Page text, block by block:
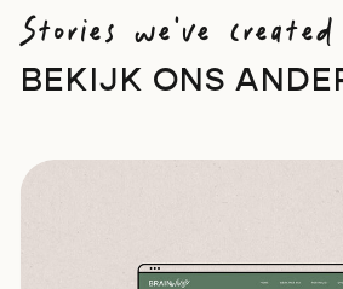
BEKIJK ONS
Stories we've created